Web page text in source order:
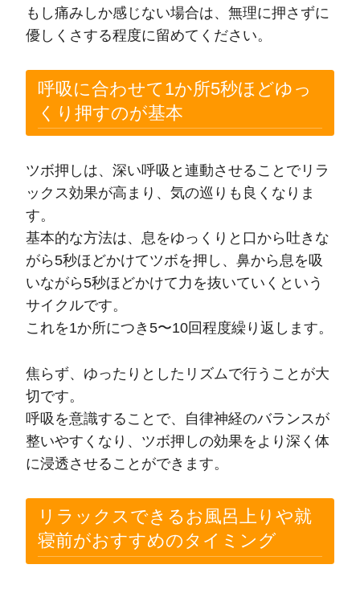
もし痛みしか感じない場合は、無理に押さずに
優しくさする程度に留めてください。
呼吸に合わせて1か所5秒ほどゆっ
くり押すのが基本
ツボ押しは、深い呼吸と連動させることでリラ
ックス効果が高まり、気の巡りも良くなりま
す。
基本的な方法は、息をゆっくりと口から吐きな
がら5秒ほどかけてツボを押し、鼻から息を吸
いながら5秒ほどかけて力を抜いていくという
サイクルです。
これを1か所につき5〜10回程度繰り返します。
焦らず、ゆったりとしたリズムで行うことが大
切です。
呼吸を意識することで、自律神経のバランスが
整いやすくなり、ツボ押しの効果をより深く体
に浸透させることができます。
リラックスできるお風呂上りや就
寝前がおすすめのタイミング